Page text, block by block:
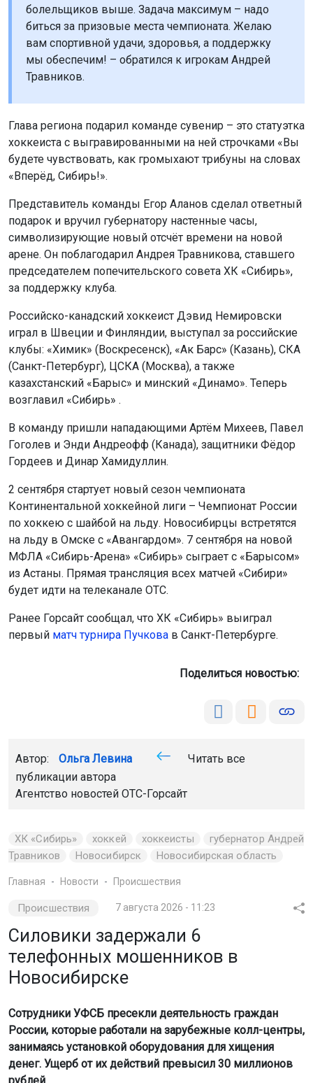
болельщиков выше. Задача максимум – надо
биться за призовые места чемпионата. Желаю
вам спортивной удачи, здоровья, а поддержку
мы обеспечим! – обратился к игрокам Андрей
Травников.
Глава региона подарил команде сувенир – это статуэтка
хоккеиста с выгравированными на ней строчками «Вы
будете чувствовать, как громыхают трибуны на словах
«Вперёд, Сибирь!».
Представитель команды Егор Аланов сделал ответный
подарок и вручил губернатору настенные часы,
символизирующие новый отсчёт времени на новой
арене. Он поблагодарил Андрея Травникова, ставшего
председателем попечительского совета ХК «Сибирь»,
за поддержку клуба.
Российско-канадский хоккеист Дэвид Немировски
играл в Швеции и Финляндии, выступал за российские
клубы: «Химик» (Воскресенск), «Ак Барс» (Казань), СКА
(Санкт-Петербург), ЦСКА (Москва), а также
казахстанский «Барыс» и минский «Динамо». Теперь
возглавил «Сибирь» .
В команду пришли нападающими Артём Михеев, Павел
Гоголев и Энди Андреофф (Канада), защитники Фёдор
Гордеев и Динар Хамидуллин.
2 сентября стартует новый сезон чемпионата
Континентальной хоккейной лиги – Чемпионат России
по хоккею с шайбой на льду. Новосибирцы встретятся
на льду в Омске с «Авангардом». 7 сентября на новой
МФЛА «Сибирь-Арена» «Сибирь» сыграет с «Барысом»
из Астаны. Прямая трансляция всех матчей «Сибири»
будет идти на телеканале ОТС.
Ранее Горсайт сообщал, что ХК «Сибирь» выиграл
первый матч турнира Пучкова в Санкт-Петербурге.
Поделиться новостью:
Автор: Ольга Левина
Читать все
публикации автора
Агентство новостей ОТС-Горсайт
ХК «Сибирь» хоккей хоккеисты
губернатор Андрей
Травников
Новосибирск Новосибирская область
Главная Новости Происшествия
Происшествия 7 августа 2026 - 11:23
Силовики задержали 6
телефонных мошенников в
Новосибирске
Сотрудники УФСБ пресекли деятельность граждан
России, которые работали на зарубежные колл-центры,
занимаясь установкой оборудования для хищения
денег. Ущерб от их действий превысил 30 миллионов
рублей.